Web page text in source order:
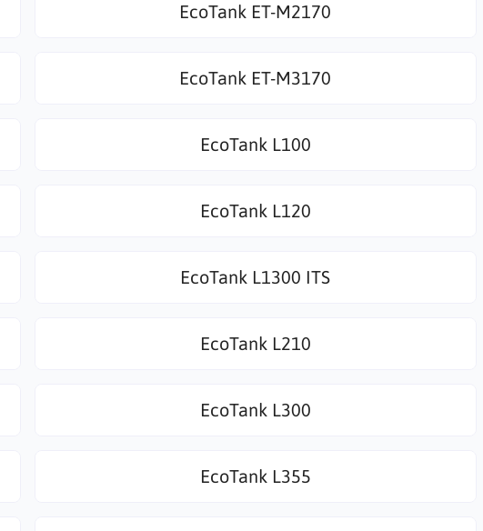
EcoTank ET-M2170
EcoTank ET-M3170
EcoTank L100
EcoTank L120
EcoTank L1300 ITS
EcoTank L210
EcoTank L300
EcoTank L355